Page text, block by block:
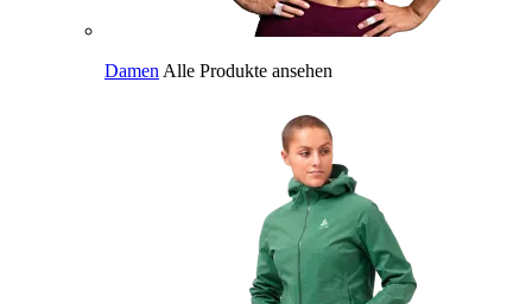
Damen Alle Produkte ansehen